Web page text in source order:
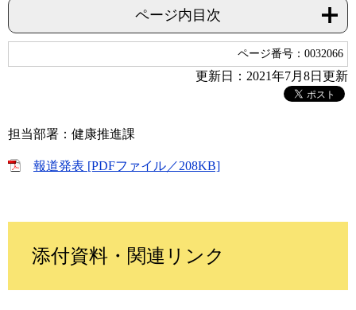
ページ内目次
ページ番号：0032066
更新日：2021年7月8日更新
担当部署：健康推進課
報道発表 [PDFファイル／208KB]
添付資料・関連リンク